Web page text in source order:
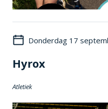
Donderdag 17
Hyrox
Atletiek